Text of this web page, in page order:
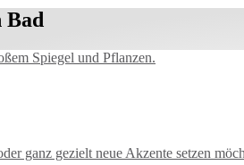
Bad
ganz gezielt neue Akzente setzen